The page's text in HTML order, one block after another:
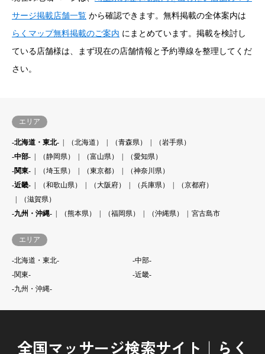
サージ掲載店舗一覧 から確認できます。無料掲載の全体案内は
らくマップ無料掲載のご案内 にまとめています。掲載を検討し
ている店舗様は、まず現在の店舗情報と予約導線を整理してくだ
さい。
エリア
-北海道・東北- （北海道） （青森県）
（岩手県）
-中部-
（静岡県） （富山県）
（愛知県）
-関東-
（埼玉県） （東京都）
（神奈川県）
-近畿-
（和歌山県） （大阪府） （兵庫県）
（京都府）
（滋賀県）
-九州・沖縄-
（熊本県） （福岡県） （沖縄県） 宮古島市
エリア
-北海道・東北-
-中部-
-関東-
-近畿-
-九州・沖縄-
全国マッサージ検索サイト｜らく